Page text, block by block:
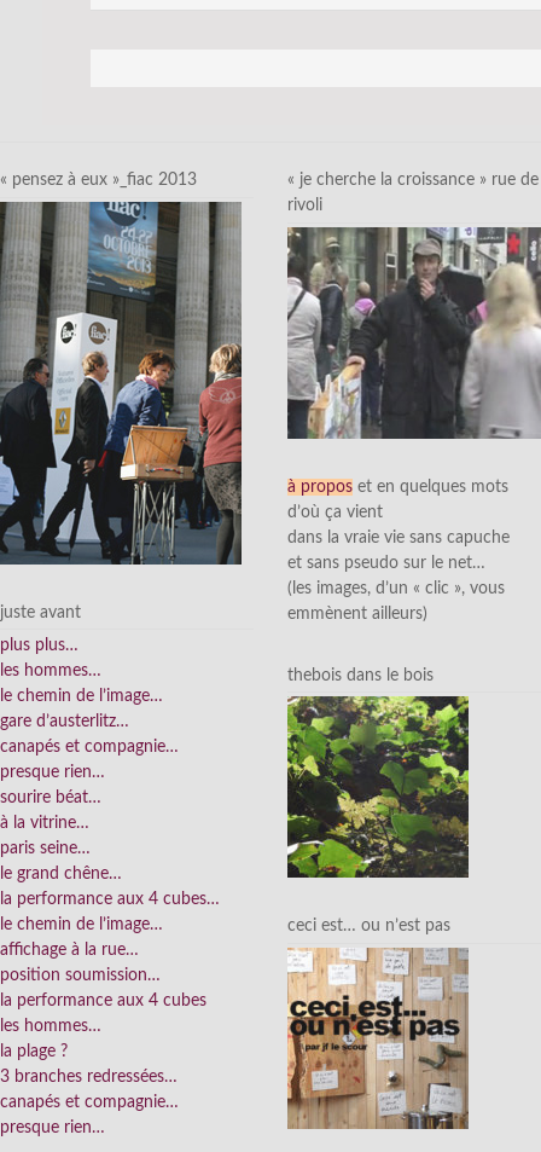
« pensez à eux »_fiac 2013
juste avant
plus plus…
les hommes…
le chemin de l’image…
gare d’austerlitz…
canapés et compagnie…
presque rien…
sourire béat…
à la vitrine…
paris seine…
le grand chêne…
la performance aux 4 cubes…
le chemin de l’image…
affichage à la rue…
position soumission…
la performance aux 4 cubes
les hommes…
la plage ?
3 branches redressées…
canapés et compagnie…
presque rien…
« je cherche la croissance » rue de
rivoli
à propos et en quelques mots
d’où ça vient
dans la vraie vie sans capuche
et sans pseudo sur le net…
(les images, d’un « clic », vous
emmènent ailleurs)
thebois dans le bois
ceci est… ou n’est pas